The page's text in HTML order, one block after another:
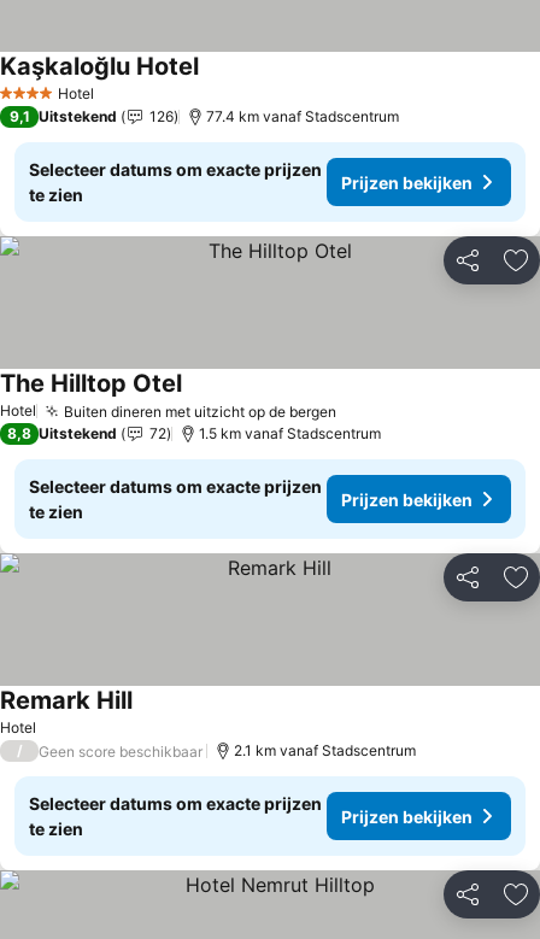
4 SterrenHotel
Kaşkaloğlu HotelPrijzen bekijken
9,1 Uitstekend 126 77.4 km vanaf Stadscentrum
Selecteer datums om exacte prijzen
te zien
Prijzen bekijken
Delen
Hotel Buiten dineren met uitzicht op de bergen
The Hilltop OtelPrijzen bekijken
8,8 Uitstekend 72 1.5 km vanaf Stadscentrum
Selecteer datums om exacte prijzen
te zien
Prijzen bekijken
Delen
Hotel
Remark HillPrijzen bekijken
/ Geen score beschikbaar 2.1 km vanaf Stadscentrum
Selecteer datums om exacte prijzen
te zien
Prijzen bekijken
Delen